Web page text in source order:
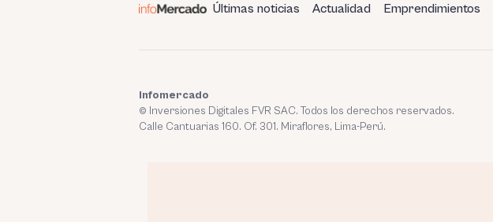
Últimas noticias Actualidad Emprendimientos
Infomercado
© Inversiones Digitales FVR SAC. Todos los derechos reservados.
Calle Cantuarias 160. Of. 301. Miraflores, Lima-Perú.